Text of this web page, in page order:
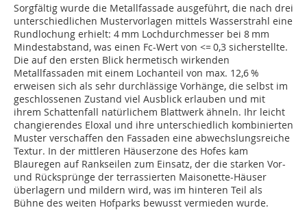
Sorgfältig wurde die Metallfassade ausgeführt, die nach drei
unterschiedlichen Mustervorlagen mittels Wasserstrahl eine
Rundlochung erhielt: 4 mm Lochdurchmesser bei 8 mm
Mindestabstand, was einen Fc-Wert von <= 0,3 sicherstellte.
Die auf den ersten Blick hermetisch wirkenden
Metallfassaden mit einem Lochanteil von max. 12,6 %
erweisen sich als sehr durchlässige Vorhänge, die selbst im
geschlossenen Zustand viel Ausblick erlauben und mit
ihrem Schattenfall natürlichem Blattwerk ähneln. Ihr leicht
changierendes Eloxal und ihre unterschiedlich kombinierten
Muster verschaffen den Fassaden eine abwechslungsreiche
Textur. In der mittleren Häuserzone des Hofes kam
Blauregen auf Rankseilen zum Einsatz, der die starken Vor-
und Rücksprünge der terrassierten Maisonette-Häuser
überlagern und mildern wird, was im hinteren Teil als
Bühne des weiten Hofparks bewusst vermieden wurde.